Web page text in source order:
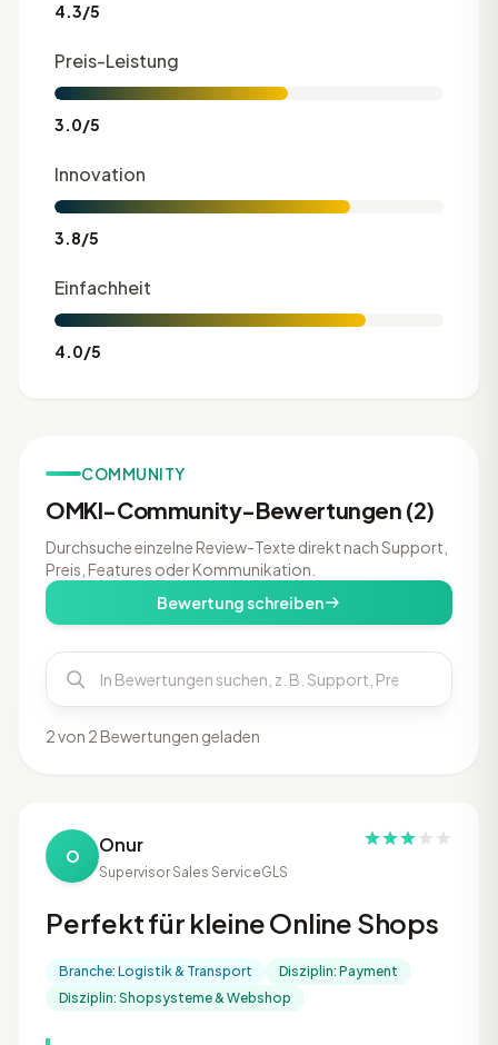
4.3/5
Preis-Leistung
3.0/5
Innovation
3.8/5
Einfachheit
4.0/5
COMMUNITY
OMKI-Community-Bewertungen (2)
Durchsuche einzelne Review-Texte direkt nach Support,
Preis, Features oder Kommunikation.
Bewertung schreiben
2 von 2 Bewertungen geladen
O Onur
Supervisor Sales ServiceGLS
Perfekt für kleine Online Shops
Branche: Logistik & Transport
Disziplin: Payment
Disziplin: Shopsysteme & Webshop